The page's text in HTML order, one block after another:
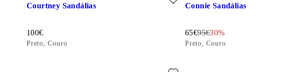
Courtney Sandálias
Preço:
100€
Preto, Couro
Connie Sandálias
Preço com desconto:
65€Preço original:
95€Discount percentage:
30%
Preto, Couro